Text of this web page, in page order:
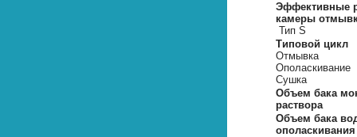
Эффективные
камеры
Тип S
Типовой цикл
Отмывка
Ополаскивание
Сушка
Объем бака
раствора
Объем бака
ополаскивания